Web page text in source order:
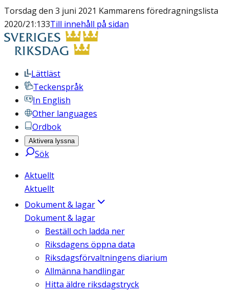
Torsdag den 3 juni 2021 Kammarens föredragningslista
2020/21:133Till innehåll på sidan
Lättläst
Teckenspråk
In English
Other languages
Ordbok
Aktivera lyssna
Sök
Aktuellt
Aktuellt
Dokument & lagar
Dokument & lagar
Beställ och ladda ner
Riksdagens öppna data
Riksdagsförvaltningens diarium
Allmänna handlingar
Hitta äldre riksdagstryck